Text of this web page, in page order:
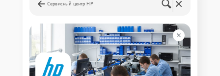
Сервисный центр HP